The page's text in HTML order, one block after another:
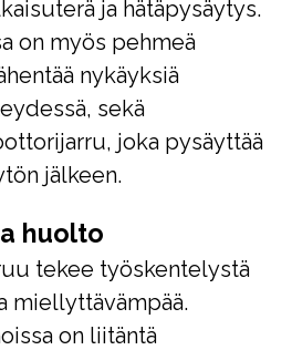
ja hätäpysäytys.
on myös pehmeä
nykäyksiä
sekä
joka pysäyttää
jälkeen.
huolto
tekee työskentelystä
miellyttävämpää.
on liitäntä